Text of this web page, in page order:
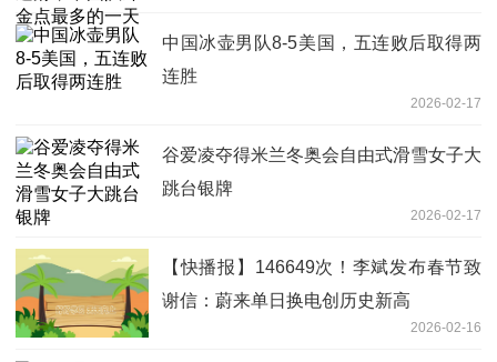
中国冰壶男队8-5美国，五连败后取得两
连胜
2026-02-17
谷爱凌夺得米兰冬奥会自由式滑雪女子大
跳台银牌
2026-02-17
【快播报】146649次！李斌发布春节致
谢信：蔚来单日换电创历史新高
2026-02-16